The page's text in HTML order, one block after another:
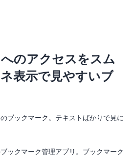
のアクセスをスム
表示で見やすいブ
ブックマーク。テキストばかりで見に
ックマーク管理アプリ。ブックマーク